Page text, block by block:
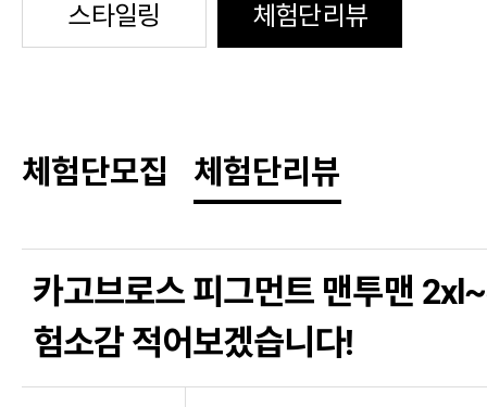
스타일링 체험단리뷰
체험단모집 체험단리뷰
카고브로스 피그먼트 맨투맨
험소감 적어보겠습니다!